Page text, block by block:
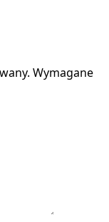
Wymagane